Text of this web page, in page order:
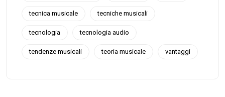
tecnica musicale tecniche musicali
tecnologia tecnologia audio
tendenze musicali teoria musicale vantaggi